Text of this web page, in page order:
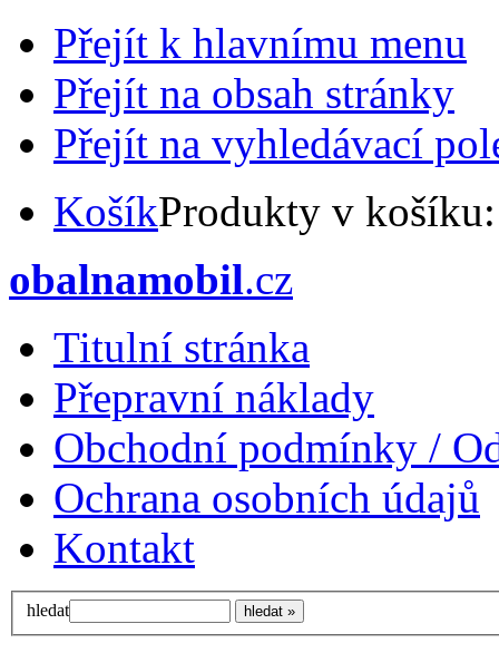
Přejít k hlavnímu menu
Přejít na obsah stránky
Přejít na vyhledávací
KošíkProdukty v
obalnamobil.cz
Titulní stránka
Přepravní náklady
Obchodní podmínky /
Ochrana osobních údajů
Kontakt
hledat